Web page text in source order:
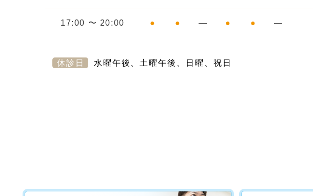
17:00 〜 20:00 ● ● ― ● ● ―
休診日 水曜午後、土曜午後、日曜、祝日